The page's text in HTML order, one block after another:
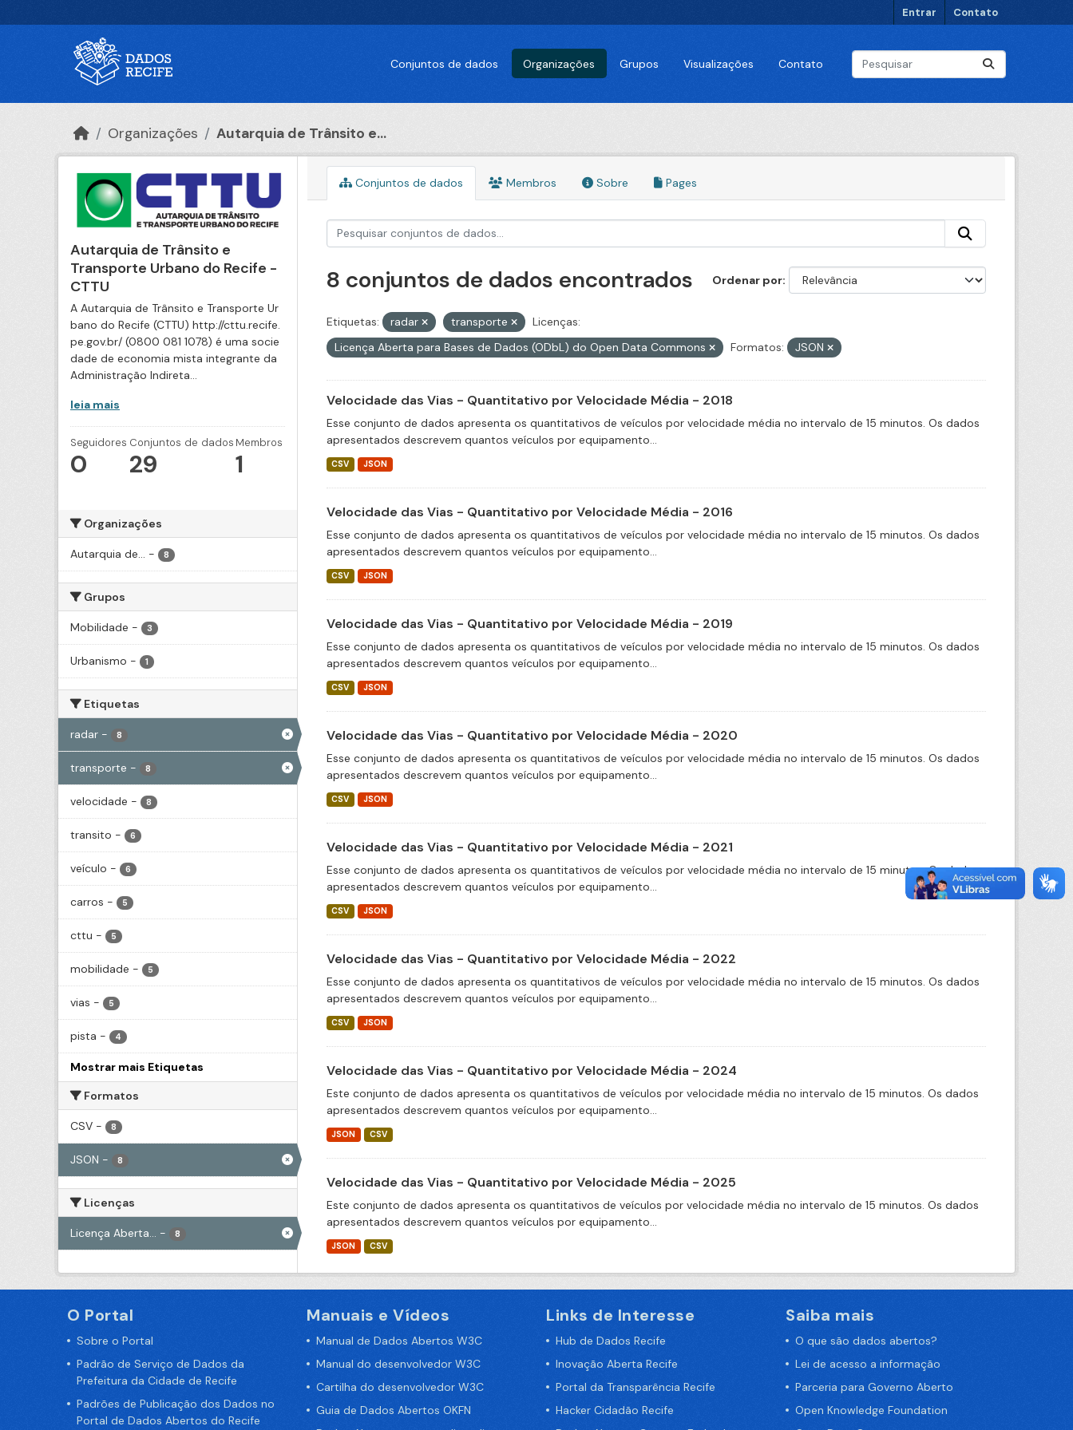
Entrar Contato
Conjuntos de dados Organizações Grupos Visualizações Contato
Organizações Autarquia de Trânsito e...
Autarquia de Trânsito e
Transporte Urbano do Recife -
CTTU
A Autarquia de Trânsito e Transporte Ur
bano do Recife (CTTU) http://cttu.recife.
pe.gov.br/ (0800 081 1078) é uma socie
dade de economia mista integrante da
Administração Indireta...
leia mais
Seguidores
0
Conjuntos de dados
29
Membros
1
Organizações
Autarquia de... - 8
Grupos
Mobilidade - 3
Urbanismo - 1
Etiquetas
radar - 8
transporte - 8
velocidade - 8
transito - 6
veículo - 6
carros - 5
cttu - 5
mobilidade - 5
vias - 5
pista - 4
Mostrar mais Etiquetas
Formatos
CSV - 8
JSON - 8
Licenças
Licença Aberta... - 8
Conjuntos de dados Membros Sobre Pages
Ordenar por
8 conjuntos de dados encontrados
Etiquetas: radar transporte
Licenças:
Licença Aberta para Bases de Dados (ODbL) do Open Data Commons
Formatos: JSON
Velocidade das Vias - Quantitativo por Velocidade Média - 2018
Esse conjunto de dados apresenta os quantitativos de veículos por velocidade média no intervalo de 15 minutos. Os dados
apresentados descrevem quantos veículos por equipamento...
CSV JSON
Velocidade das Vias - Quantitativo por Velocidade Média - 2016
Esse conjunto de dados apresenta os quantitativos de veículos por velocidade média no intervalo de 15 minutos. Os dados
apresentados descrevem quantos veículos por equipamento...
CSV JSON
Velocidade das Vias - Quantitativo por Velocidade Média - 2019
Esse conjunto de dados apresenta os quantitativos de veículos por velocidade média no intervalo de 15 minutos. Os dados
apresentados descrevem quantos veículos por equipamento...
CSV JSON
Velocidade das Vias - Quantitativo por Velocidade Média - 2020
Esse conjunto de dados apresenta os quantitativos de veículos por velocidade média no intervalo de 15 minutos. Os dados
apresentados descrevem quantos veículos por equipamento...
CSV JSON
Velocidade das Vias - Quantitativo por Velocidade Média - 2021
Esse conjunto de dados apresenta os quantitativos de veículos por velocidade média no intervalo de 15 minutos. Os dados
apresentados descrevem quantos veículos por equipamento...
CSV JSON
Velocidade das Vias - Quantitativo por Velocidade Média - 2022
Esse conjunto de dados apresenta os quantitativos de veículos por velocidade média no intervalo de 15 minutos. Os dados
apresentados descrevem quantos veículos por equipamento...
CSV JSON
Velocidade das Vias - Quantitativo por Velocidade Média - 2024
Este conjunto de dados apresenta os quantitativos de veículos por velocidade média no intervalo de 15 minutos. Os dados
apresentados descrevem quantos veículos por equipamento...
JSON CSV
Velocidade das Vias - Quantitativo por Velocidade Média - 2025
Este conjunto de dados apresenta os quantitativos de veículos por velocidade média no intervalo de 15 minutos. Os dados
apresentados descrevem quantos veículos por equipamento...
JSON CSV
O Portal
Sobre o Portal
Padrão de Serviço de Dados da
Prefeitura da Cidade de Recife
Padrões de Publicação dos Dados no
Portal de Dados Abertos do Recife
Manuais e Vídeos
Manual de Dados Abertos W3C
Manual do desenvolvedor W3C
Cartilha do desenvolvedor W3C
Guia de Dados Abertos OKFN
Links de Interesse
Hub de Dados Recife
Inovação Aberta Recife
Portal da Transparência Recife
Hacker Cidadão Recife
Saiba mais
O que são dados abertos?
Lei de acesso a informação
Parceria para Governo Aberto
Open Knowledge Foundation